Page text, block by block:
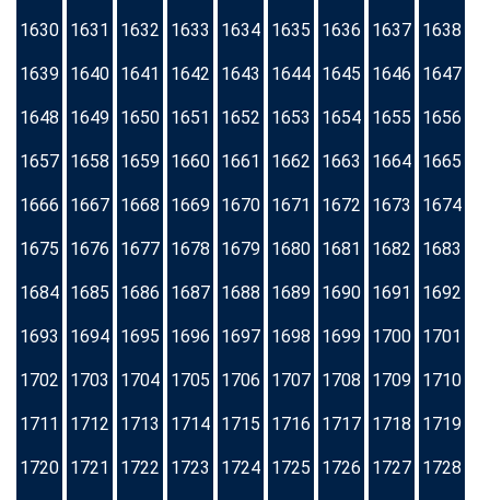
1630 1631 1632 1633 1634 1635 1636 1637 1638
1639 1640 1641 1642 1643 1644 1645 1646 1647
1648 1649 1650 1651 1652 1653 1654 1655 1656
1657 1658 1659 1660 1661 1662 1663 1664 1665
1666 1667 1668 1669 1670 1671 1672 1673 1674
1675 1676 1677 1678 1679 1680 1681 1682 1683
1684 1685 1686 1687 1688 1689 1690 1691 1692
1693 1694 1695 1696 1697 1698 1699 1700 1701
1702 1703 1704 1705 1706 1707 1708 1709 1710
1711 1712 1713 1714 1715 1716 1717 1718 1719
1720 1721 1722 1723 1724 1725 1726 1727 1728